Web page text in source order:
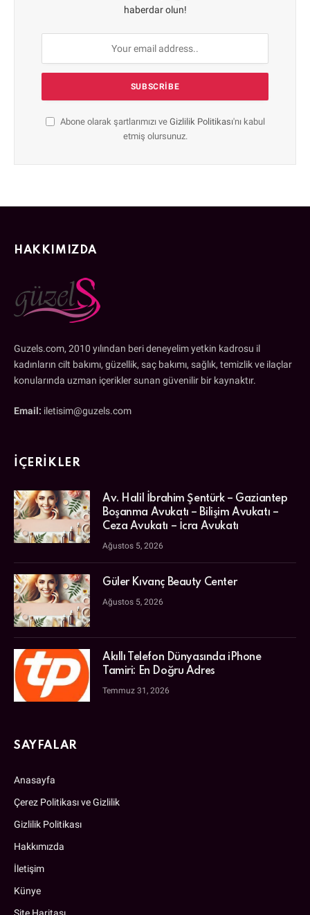
haberdar olun!
Abone olarak şartlarımızı ve Gizlilik Politikası'nı kabul
etmiş olursunuz.
HAKKIMIZDA
Guzels.com, 2010 yılından beri deneyelim yetkin kadrosu il
kadınların cilt bakımı, güzellik, saç bakımı, sağlık, temizlik ve ilaçlar
konularında uzman içerikler sunan güvenilir bir kaynaktır.
Email: iletisim@guzels.com
İÇERIKLER
Av. Halil İbrahim Şentürk – Gaziantep
Boşanma Avukatı – Bilişim Avukatı –
Ceza Avukatı – İcra Avukatı
Ağustos 5, 2026
Güler Kıvanç Beauty Center
Ağustos 5, 2026
Akıllı Telefon Dünyasında iPhone
Tamiri: En Doğru Adres
Temmuz 31, 2026
SAYFALAR
Anasayfa
Çerez Politikası ve Gizlilik
Gizlilik Politikası
Hakkımızda
İletişim
Künye
Site Haritası